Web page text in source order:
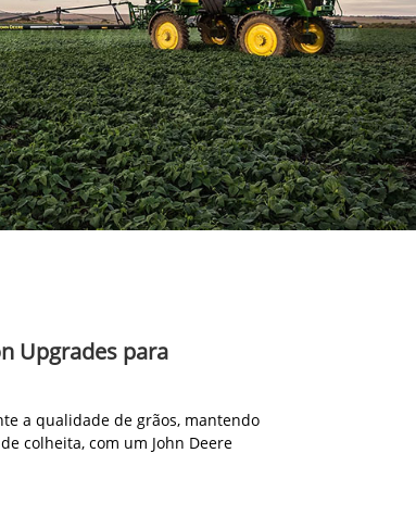
Upgrades para
a qualidade de grãos, mantendo
colheita, com um John Deere